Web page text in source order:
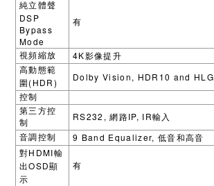
純立體聲
DSP
Bypass
Mode
有
視頻縮放 4K影像提升
高動態範
圍 (HDR) Dolby Vision, HDR10 and HLG
控制
第三方控
制
RS232,網路IP, IR輸入
音調控制 9 Band Equalizer, 低音和高音
對HDMI輸
出OSD顯
示
有